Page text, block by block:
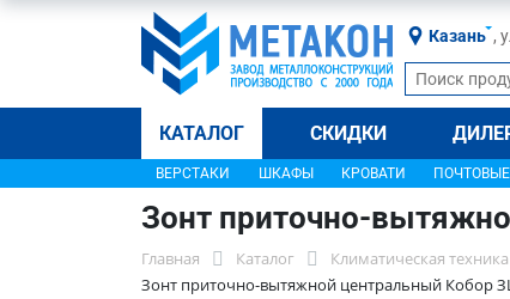
Казань ,
КАТАЛОГ СКИДКИ
ВЕРСТАКИ ШКАФЫ КРОВАТИ
Зонт приточно-
Главная Каталог Климатическая техника
Зонт приточно-вытяжной центральный Кобор